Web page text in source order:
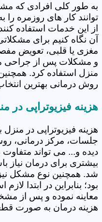
به طور کلی افرادی که
توانند کار های روزمره را
از این خدمات استفاده
آن نگاه کنیم برای
مغزی یا قلبی، تعویض
و مشکلات پس از جراحی
منزل استفاده کرد.
روش درمانی بهترین
هزینه فیزیوتراپی در
هزینه فیزیوتراپی در منزل
جلسات، مرکز درمانی،
دیده و... می تواند
بیشتری برای درمان نیاز
شد. همچنین نوع مشکل نیز
بود؛ بنابراین در ابتدا
معاینه نموده و پس از
هزینه درمان به صورت